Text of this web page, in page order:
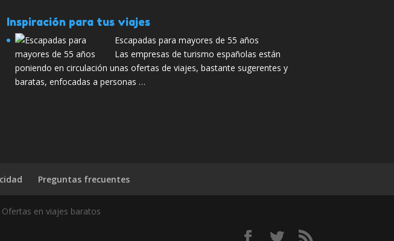
Inspiración para tus viajes
Escapadas para mayores de 55 años
Las empresas de turismo españolas están
poniendo en circulación unas ofertas de viajes, bastante sugerentes y
baratas, enfocadas a personas …
Preguntas frecuentes
en viajes baratos